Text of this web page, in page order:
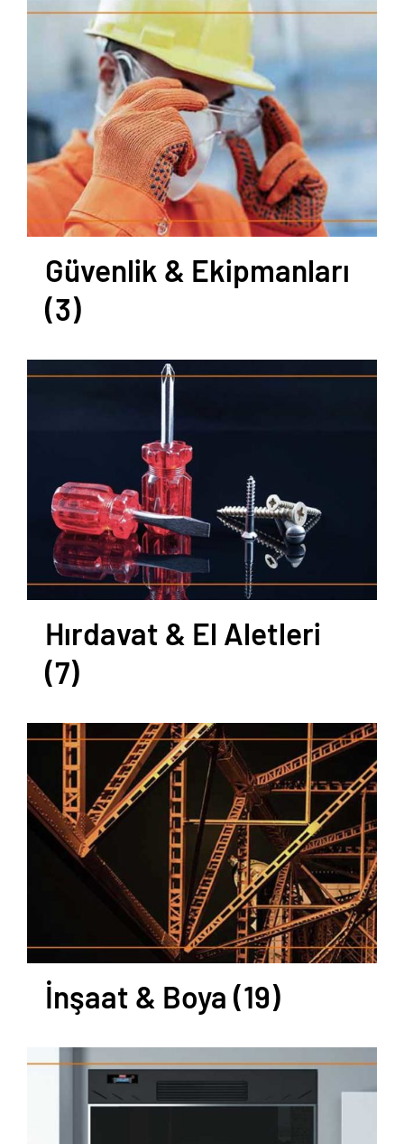
Güvenlik & Ekipmanları
(3)
Hırdavat & El Aletleri
(7)
İnşaat & Boya (19)